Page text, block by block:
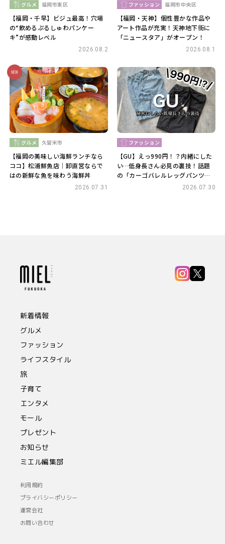
グルメ 福岡市東区
【福岡・千早】ビジュ最高！穴場
の“飲めるぷるしゅわパンケー
キ”が感動レベル
2026.08.2
ファッション 福岡市中央区
【福岡・天神】個性豊かな作品や
アート作品が充実！天神地下街に
「ニュースタア」がオープン！
2026.08.1
グルメ 久留米市
【福岡の美味しい海鮮ランチなら
ココ】松浦鮮魚店｜卸直営ならで
はの新鮮な魚を味わう海鮮丼
2026.07.31
ファッション
【GU】えっ990円！？内緒にした
い…低身長さん必見の裏技！話題
の「カーゴバレルレッグパンツ」
2026.07.30
新着情報
グルメ
ファッション
ライフスタイル
旅
子育て
エンタメ
モール
プレゼント
お知らせ
ミエル編集部
利用規約
プライバシーポリシー
運営会社
お問い合わせ